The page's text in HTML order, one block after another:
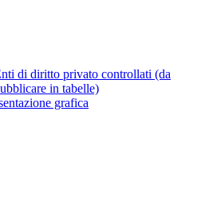
di diritto privato controllati (da
in tabelle)
grafica